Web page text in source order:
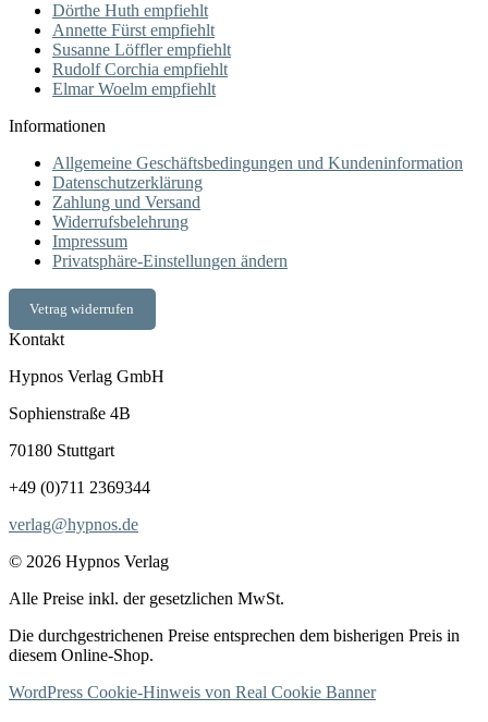
Dörthe Huth empfiehlt
Annette Fürst empfiehlt
Susanne Löffler empfiehlt
Rudolf Corchia empfiehlt
Elmar Woelm empfiehlt
Informationen
Allgemeine Geschäftsbedingungen und Kundeninformation
Datenschutzerklärung
Zahlung und Versand
Widerrufsbelehrung
Impressum
Privatsphäre-Einstellungen ändern
Vetrag widerrufen
Kontakt
Hypnos Verlag GmbH
Sophienstraße 4B
70180 Stuttgart
+49 (0)711 2369344
verlag@hypnos.de
© 2026 Hypnos Verlag
Alle Preise inkl. der gesetzlichen MwSt.
Die durchgestrichenen Preise entsprechen dem bisherigen Preis in
diesem Online-Shop.
WordPress Cookie-Hinweis von Real Cookie Banner